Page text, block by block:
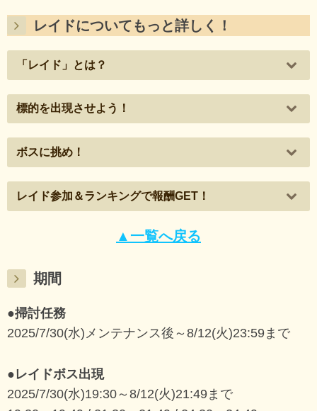
レイドについてもっと詳しく！
「レイド」とは？
標的を出現させよう！
ボスに挑め！
レイド参加＆ランキングで報酬GET！
▲一覧へ戻る
期間
●掃討任務
2025/7/30(水)メンテナンス後～8/12(火)23:59まで
●レイドボス出現
2025/7/30(水)19:30～8/12(火)21:49まで